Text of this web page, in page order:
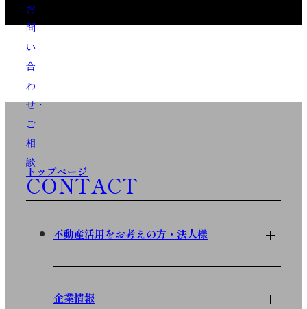
お
問
い
合
わ
せ・
ご
相
談
CONTACT
トップページ
不動産活用をお考えの方・法人様
企業情報